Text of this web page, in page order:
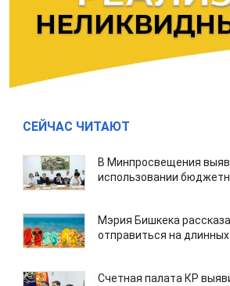
СЕЙЧАС ЧИТАЮТ
В Минпросвещения
использовании
Мэрия Бишкека
отправиться на
Счетная палата КР